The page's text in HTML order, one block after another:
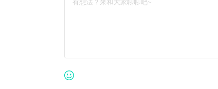
有想法？来和大家聊聊吧~